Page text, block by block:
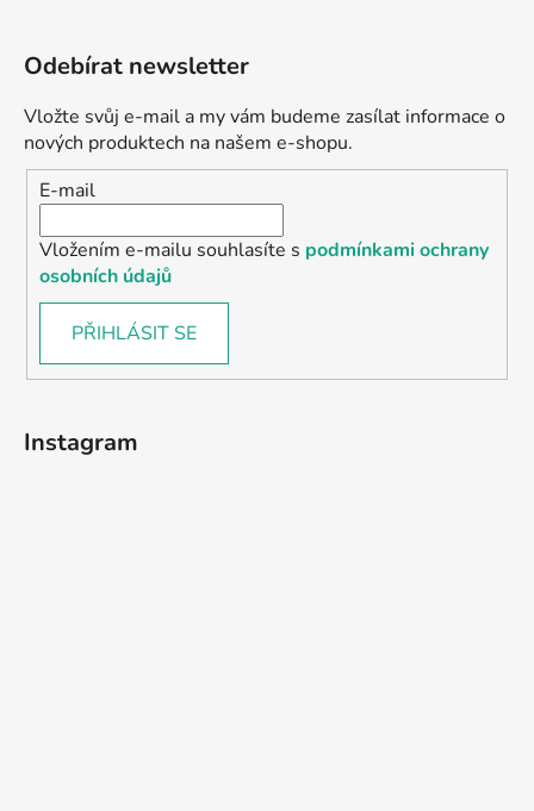
Odebírat newsletter
Vložte svůj e-mail a my vám budeme zasílat informace o
nových produktech na našem e-shopu.
E-mail
Vložením e-mailu souhlasíte s podmínkami ochrany
osobních údajů
PŘIHLÁSIT SE
Instagram